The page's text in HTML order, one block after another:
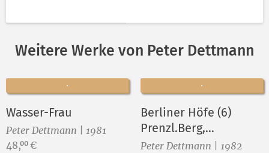
Weitere Werke von Peter Dettmann
Wasser-Frau
Peter Dettmann | 1981
Preis:
48,00 €
Berliner Höfe (6)
Prenzl.Berg,
Nordisches Viertel
Peter Dettmann | 1982